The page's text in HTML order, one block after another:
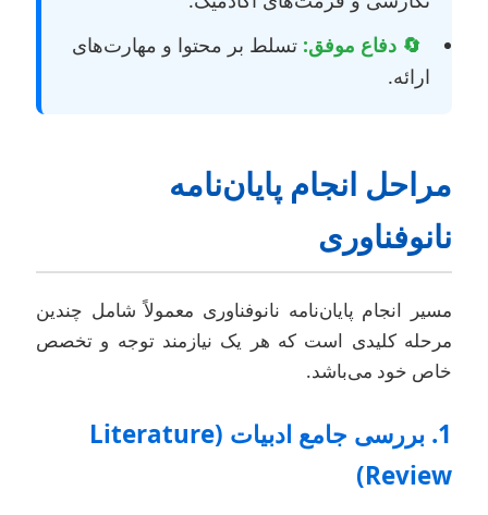
🔄 دفاع موفق:تسلط بر محتوا و مهارت‌های
ارائه.
انجام پایان‌نامه
انجام پایان‌نامه نانوفناوری معمولاً شامل چندین
کلیدی است که هر یک نیازمند توجه و تخصص
خود می‌باشد.
1. بررسی جامع ادبیات (Literature